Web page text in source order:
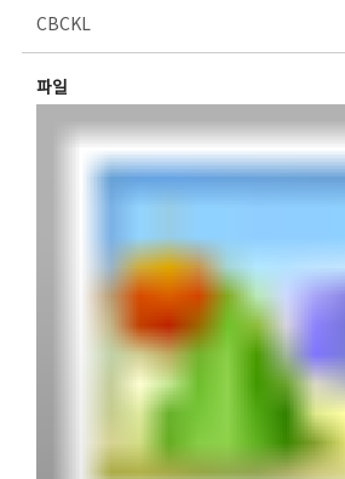
CBCKL
파일